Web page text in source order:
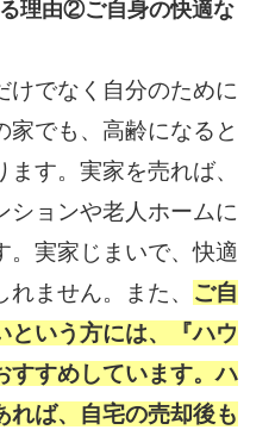
理由②ご自身の快適な
けでなく自分のために
家でも、高齢になると
す。実家を売れば、
ションや老人ホームに
。実家じまいで、快適
ません。また、 ご自
という方には、『ハウ
すすめしています。ハ
れば、自宅の売却後も